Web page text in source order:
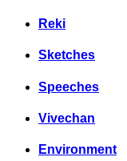
Reki
Sketches
Speeches
Vivechan
Environment